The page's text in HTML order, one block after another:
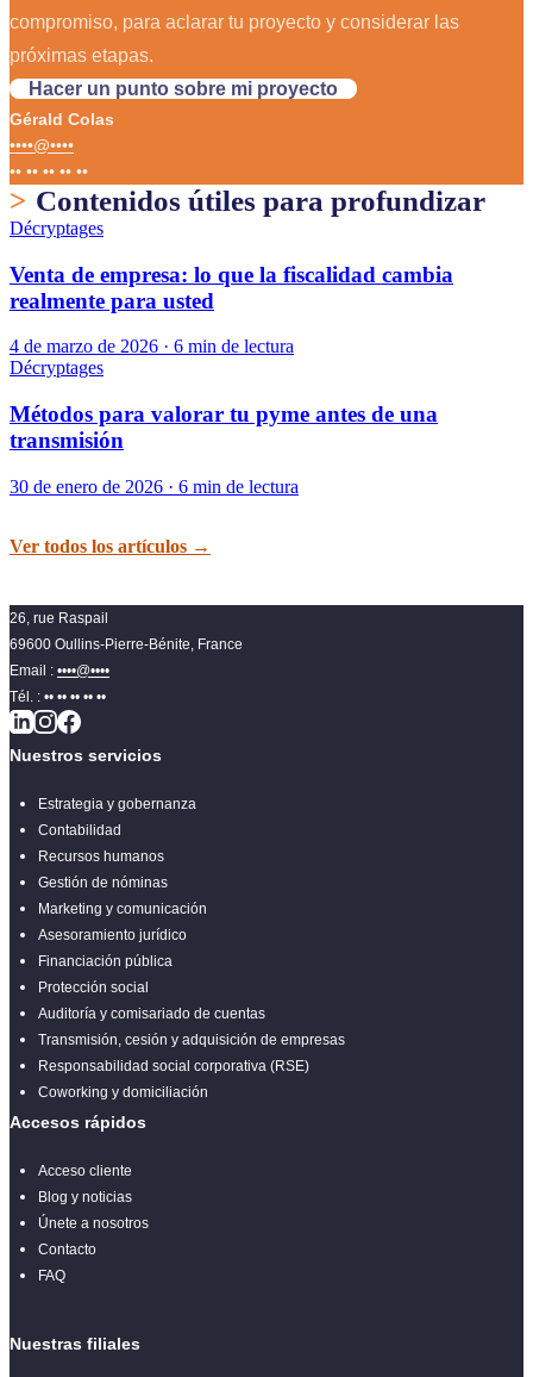
compromiso, para aclarar tu proyecto y considerar las
próximas etapas.
Hacer un punto sobre mi proyecto
Gérald Colas
••••@••••
•• •• •• •• ••
> Contenidos útiles para profundizar
Décryptages
Venta de empresa: lo que la fiscalidad cambia
realmente para usted
4 de marzo de 2026 · 6 min de lectura
Décryptages
Métodos para valorar tu pyme antes de una
transmisión
30 de enero de 2026 · 6 min de lectura
Ver todos los artículos →
26, rue Raspail
69600 Oullins-Pierre-Bénite, France
Email : ••••@••••
Tél. : •• •• •• •• ••
Nuestros servicios
Estrategia y gobernanza
Contabilidad
Recursos humanos
Gestión de nóminas
Marketing y comunicación
Asesoramiento jurídico
Financiación pública
Protección social
Auditoría y comisariado de cuentas
Transmisión, cesión y adquisición de empresas
Responsabilidad social corporativa (RSE)
Coworking y domiciliación
Accesos rápidos
Acceso cliente
Blog y noticias
Únete a nosotros
Contacto
FAQ
Nuestras filiales